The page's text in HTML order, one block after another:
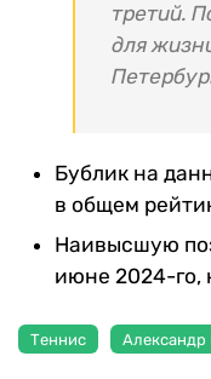
третий.
для
Бублик на
в общем
Наивысшую
июне 2024-го,
Теннис Александр